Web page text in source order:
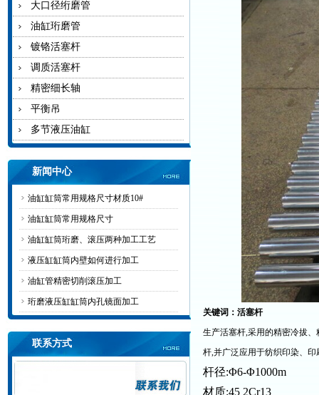
大口径绗磨管
油缸珩磨管
镀铬活塞杆
调质活塞杆
精密细长轴
平衡吊
多节液压油缸
新闻中心
油缸缸筒常用规格尺寸材质10#
油缸缸筒常用规格尺寸
油缸缸筒珩磨、滚压两种加工工艺
液压缸缸筒内壁如何进行加工
油缸管精密切削滚压加工
珩磨液压缸缸筒内孔镜面加工
联系方式
关键词：活塞杆
生产活塞杆,采用的精密冷拔
杆,并广泛应用于纺织印染、
杆径:Φ6-Φ1000m
材质:45 2Cr13